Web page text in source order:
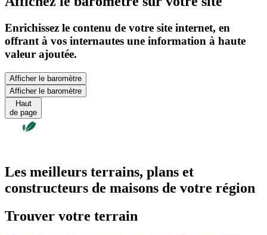
Enrichissez le contenu de votre site internet, en
offrant à vos internautes une information à haute
valeur ajoutée.
Afficher le baromètre
Afficher le baromètre
Haut
de page
Les meilleurs terrains, plans et
constructeurs de maisons de votre région
Trouver votre terrain